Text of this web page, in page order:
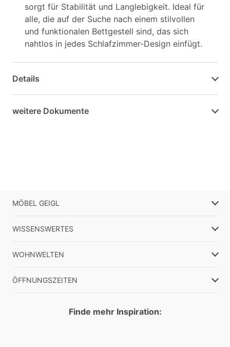
sorgt für Stabilität und Langlebigkeit. Ideal für
alle, die auf der Suche nach einem stilvollen
und funktionalen Bettgestell sind, das sich
nahtlos in jedes Schlafzimmer-Design einfügt.
Details
weitere Dokumente
MÖBEL GEIGL
WISSENSWERTES
WOHNWELTEN
ÖFFNUNGSZEITEN
Finde mehr Inspiration: